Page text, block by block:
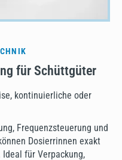
für Schüttgüter
kontinuierliche oder
Frequenzsteuerung und
Dosierrinnen exakt
für Verpackung,